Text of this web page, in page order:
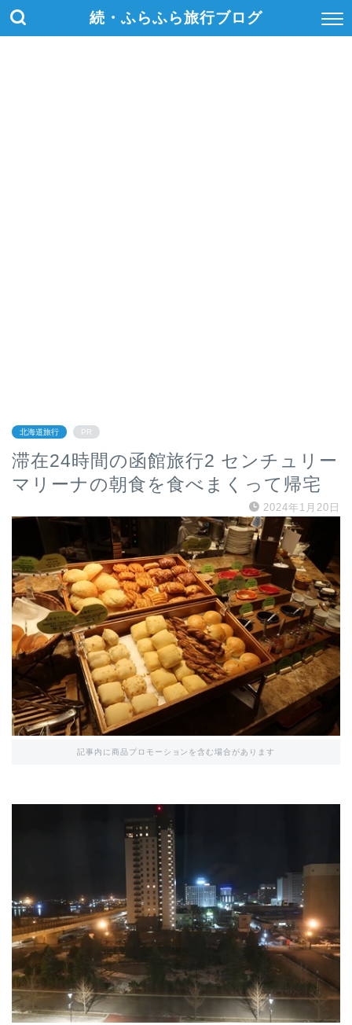
続・ふらふら旅行ブログ
北海道旅行 PR
滞在24時間の函館旅行2 センチュリー
マリーナの朝食を食べまくって帰宅
2024年1月20日
記事内に商品プロモーションを含む場合があります